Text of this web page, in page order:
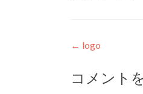
投稿ナビ
← logo
コメント